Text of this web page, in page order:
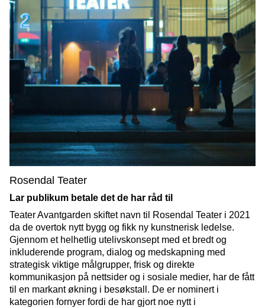
Rosendal Teater
Lar publikum betale det de har råd til
Teater Avantgarden skiftet navn til Rosendal Teater i 2021
da de overtok nytt bygg og fikk ny kunstnerisk ledelse.
Gjennom et helhetlig utelivskonsept med et bredt og
inkluderende program, dialog og medskapning med
strategisk viktige målgrupper, frisk og direkte
kommunikasjon på nettsider og i sosiale medier, har de fått
til en markant økning i besøkstall. De er nominert i
kategorien fornyer fordi de har gjort noe nytt i